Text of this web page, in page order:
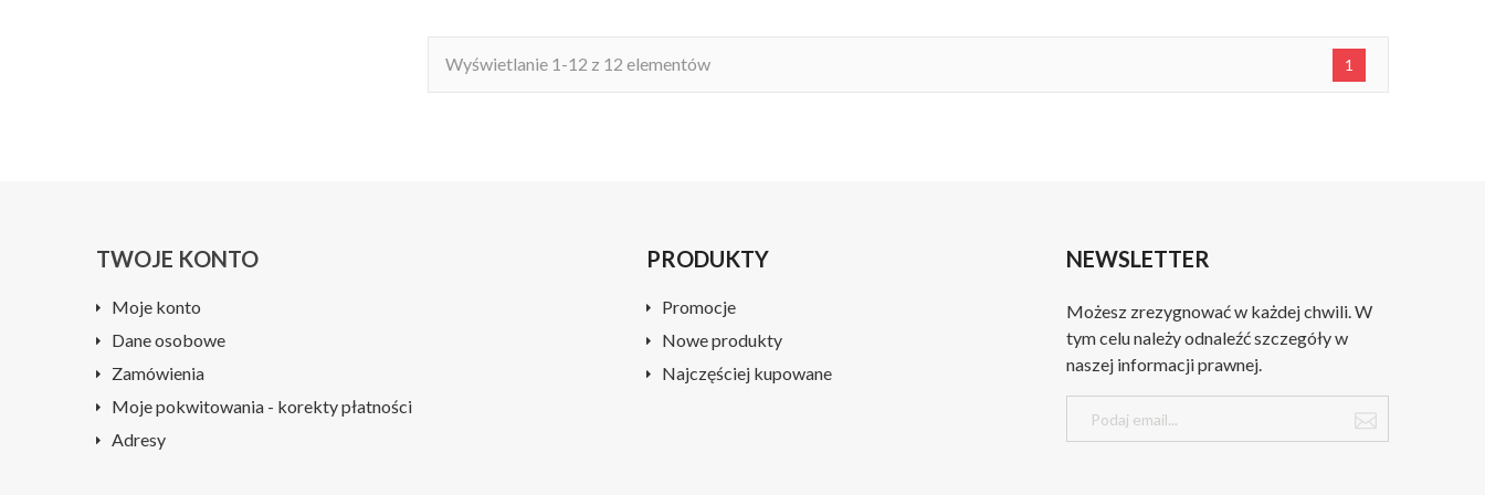
Wyświetlanie 1-12 z 12 elementów 1
TWOJE KONTO
Moje konto
Dane osobowe
Zamówienia
Moje pokwitowania - korekty płatności
Adresy
PRODUKTY
Promocje
Nowe produkty
Najczęściej kupowane
NEWSLETTER
Możesz zrezygnować w każdej chwili. W
tym celu należy odnaleźć szczegóły w
naszej informacji prawnej.